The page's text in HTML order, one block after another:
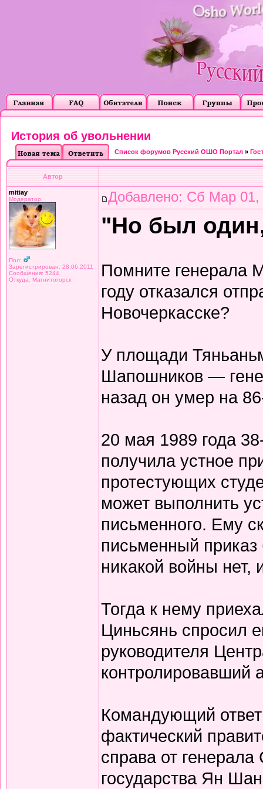
История об увольнении
Список форумов Русский ОШО Портал »
Автор
mitiay
Модератор
Пол:
Зарегистрирован: 28.06.2011
Сообщения: 5244
Откуда: Магнитогорск
Добавлено: Сб Мар 01,
"Но был
Помните генерала
году отказался
Новочеркасске?
У площади
Шапошников —
назад он умер на
20 мая 1989 года
получила устное
протестующих
может выполнить
письменного. Ему
письменный приказ
никакой войны нет,
Тогда к нему
Циньсянь спросил
руководителя
контролировавший
Командующий
фактический
справа от
государства Ян